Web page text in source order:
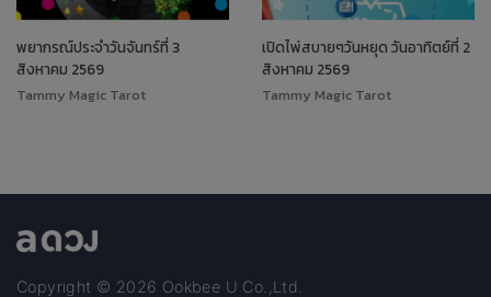
พยากรณ์ประจำวันจันทร์ที่ 3
สิงหาคม 2569
Tammy Magic Tarot
เปิดไพ่สบายๆวันหยุด วันอาทิตย์ที่ 2
สิงหาคม 2569
Tammy Magic Tarot
Copyright © 2026 Ookbee U Co.,Ltd.